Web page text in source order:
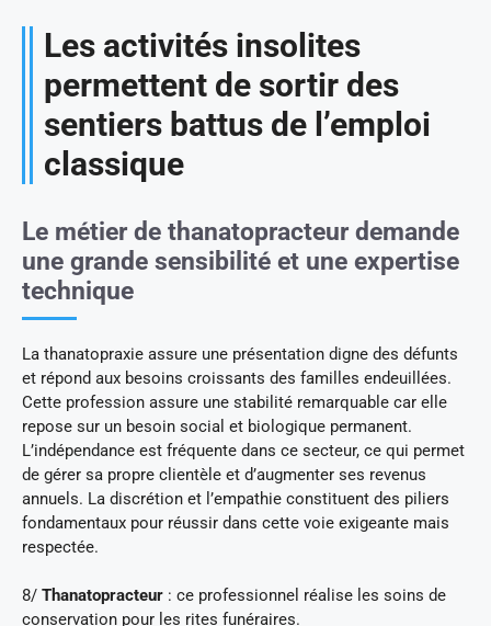
Les activités insolites
permettent de sortir des
sentiers battus de l’emploi
classique
Le métier de thanatopracteur demande
une grande sensibilité et une expertise
technique
La thanatopraxie assure une présentation digne des défunts
et répond aux besoins croissants des familles endeuillées.
Cette profession assure une stabilité remarquable car elle
repose sur un besoin social et biologique permanent.
L’indépendance est fréquente dans ce secteur, ce qui permet
de gérer sa propre clientèle et d’augmenter ses revenus
annuels. La discrétion et l’empathie constituent des piliers
fondamentaux pour réussir dans cette voie exigeante mais
respectée.
8/ Thanatopracteur : ce professionnel réalise les soins de
conservation pour les rites funéraires.